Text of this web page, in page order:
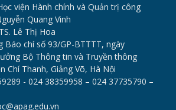
viện Hành chính và Quản trị công
Quang Vinh
Lê Thị Hoa
Báo chí số 93/GP-BTTTT, ngày
Bộ Thông tin và Truyền thông
Chí Thanh, Giảng Võ, Hà Nội
- 024 38359958 – 024 37735790 –